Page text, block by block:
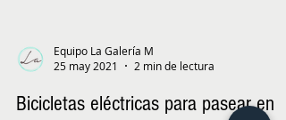
Equipo La Galería M
25 may 2021
2 min de lectura
Bicicletas eléctricas para pasear en